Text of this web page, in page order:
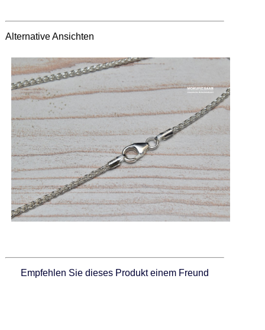
Alternative Ansichten
Empfehlen Sie dieses Produkt einem Freund